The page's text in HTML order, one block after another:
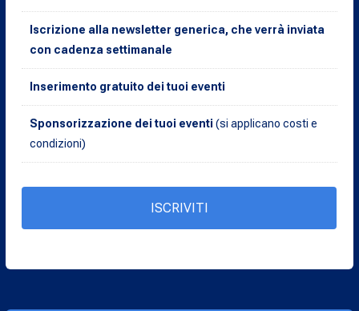
Iscrizione alla newsletter generica, che verrà inviata
con cadenza settimanale
Inserimento gratuito dei tuoi eventi
Sponsorizzazione dei tuoi eventi (si applicano costi e
condizioni)
ISCRIVITI